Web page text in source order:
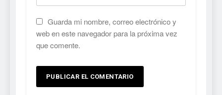
Guarda mi nombre, correo electrónico y
web en este navegador para la próxima vez
que comente.